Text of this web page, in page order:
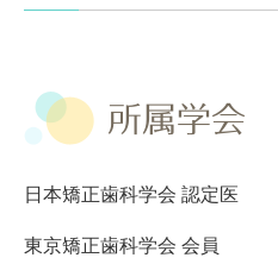
所属学会
日本矯正歯科学会 認定医
東京矯正歯科学会 会員